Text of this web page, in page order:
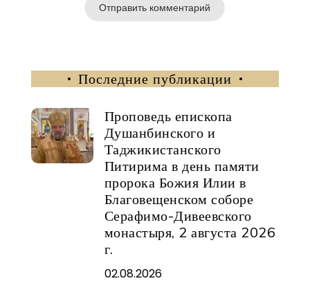
Последние публикации
Проповедь епископа
Душанбинского и
Таджикистанского
Питирима в день памяти
пророка Божия Илии в
Благовещенском соборе
Серафимо-Дивеевского
монастыря, 2 августа 2026
г.
02.08.2026